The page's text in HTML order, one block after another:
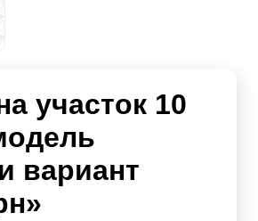
участок 10
вариант